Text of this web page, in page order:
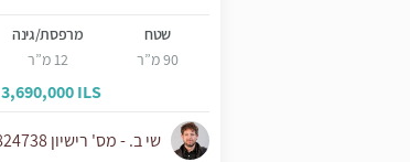
שטח
90 מ”ר
מרפסת/גינה
12 מ”ר
3,690,000 ILS
שי ב. - מס' רישיון 30824738